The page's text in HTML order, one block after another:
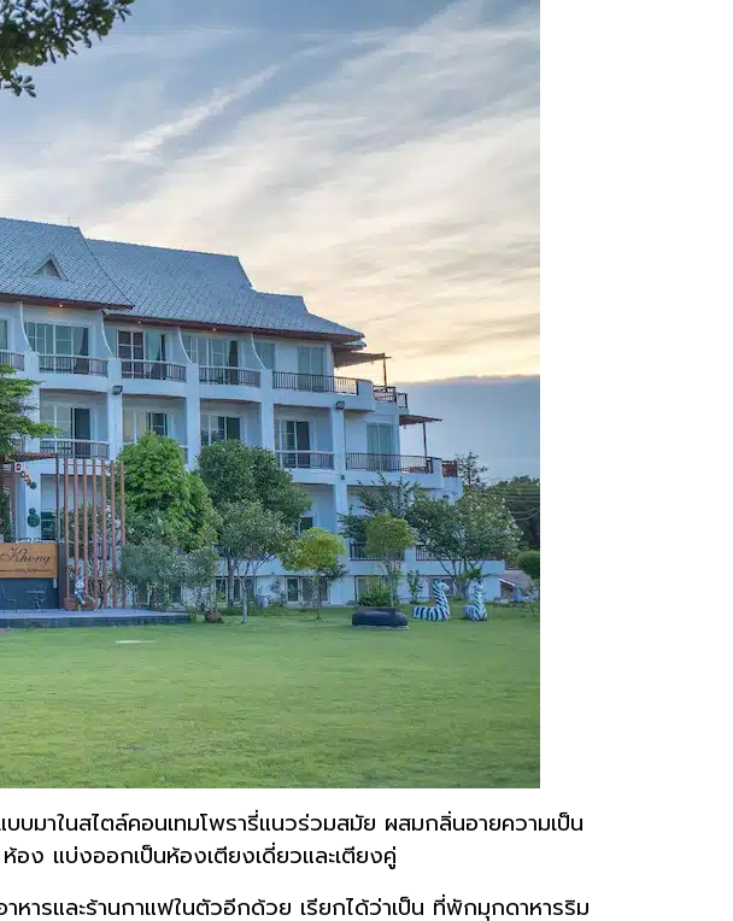
มาในสไตล์คอนเทมโพรารี่แนวร่วมสมัย ผสมกลิ่นอายความเป็น
ง แบ่งออกเป็นห้องเตียงเดี่ยวและเตียงคู่
ารและร้านกาแฟในตัวอีกด้วย เรียกได้ว่าเป็น ที่พักมุกดาหารริม